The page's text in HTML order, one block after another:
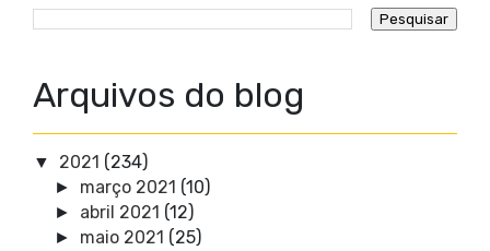
Arquivos do blog
▼ 2021 (234)
► março 2021 (10)
► abril 2021 (12)
► maio 2021 (25)